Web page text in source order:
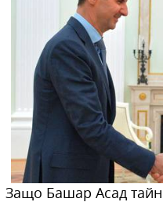
Защо Башар Асад